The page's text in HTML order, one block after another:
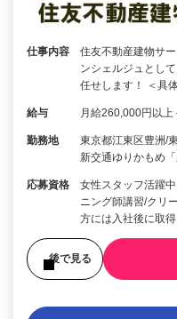
仕事内容
住友不動産建物サ
ンシェルジュとし
任せします！ ＜具
給与 月給260,000円以上
勤務地
東京都江東区豊洲/
新交通ゆりかもめ
応募資格
女性スタッフ活躍
ニング師講習/クリ
方には入社後に取得
後で見る